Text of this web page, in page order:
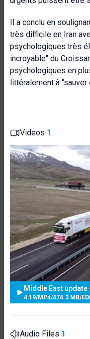
Il a conclu en
très difficile en Iran
psychologiques très
incroyable" du
psychologiques en
littéralement à
Videos 1
Middle East update
4:19/MP4/474.3 MB/
Audio Files 1